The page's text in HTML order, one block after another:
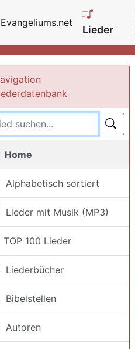
Evangeliums.net
Lieder
Home
Alphabetisch sortiert
Lieder mit Musik (MP3)
TOP 100 Lieder
Liederbücher
Bibelstellen
Autoren